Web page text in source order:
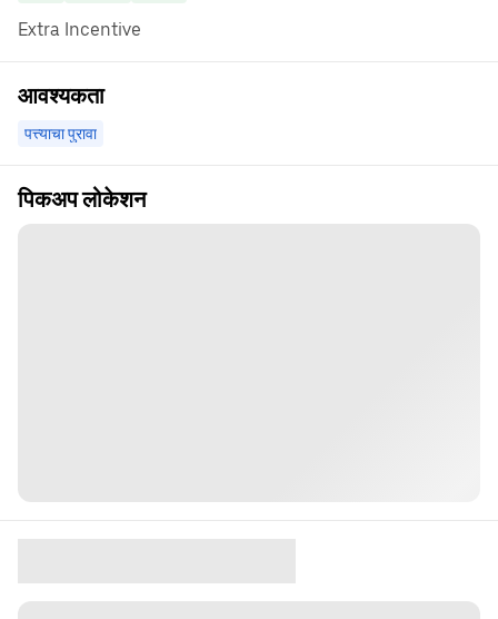
Extra Incentive
आवश्यकता
पत्त्याचा पुरावा
पिकअप लोकेशन